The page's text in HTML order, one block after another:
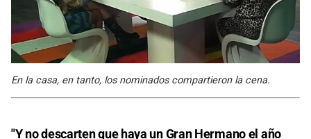
En la casa, en tanto, los nominados compartieron la cena.
"Y no descarten que haya un Gran Hermano el año